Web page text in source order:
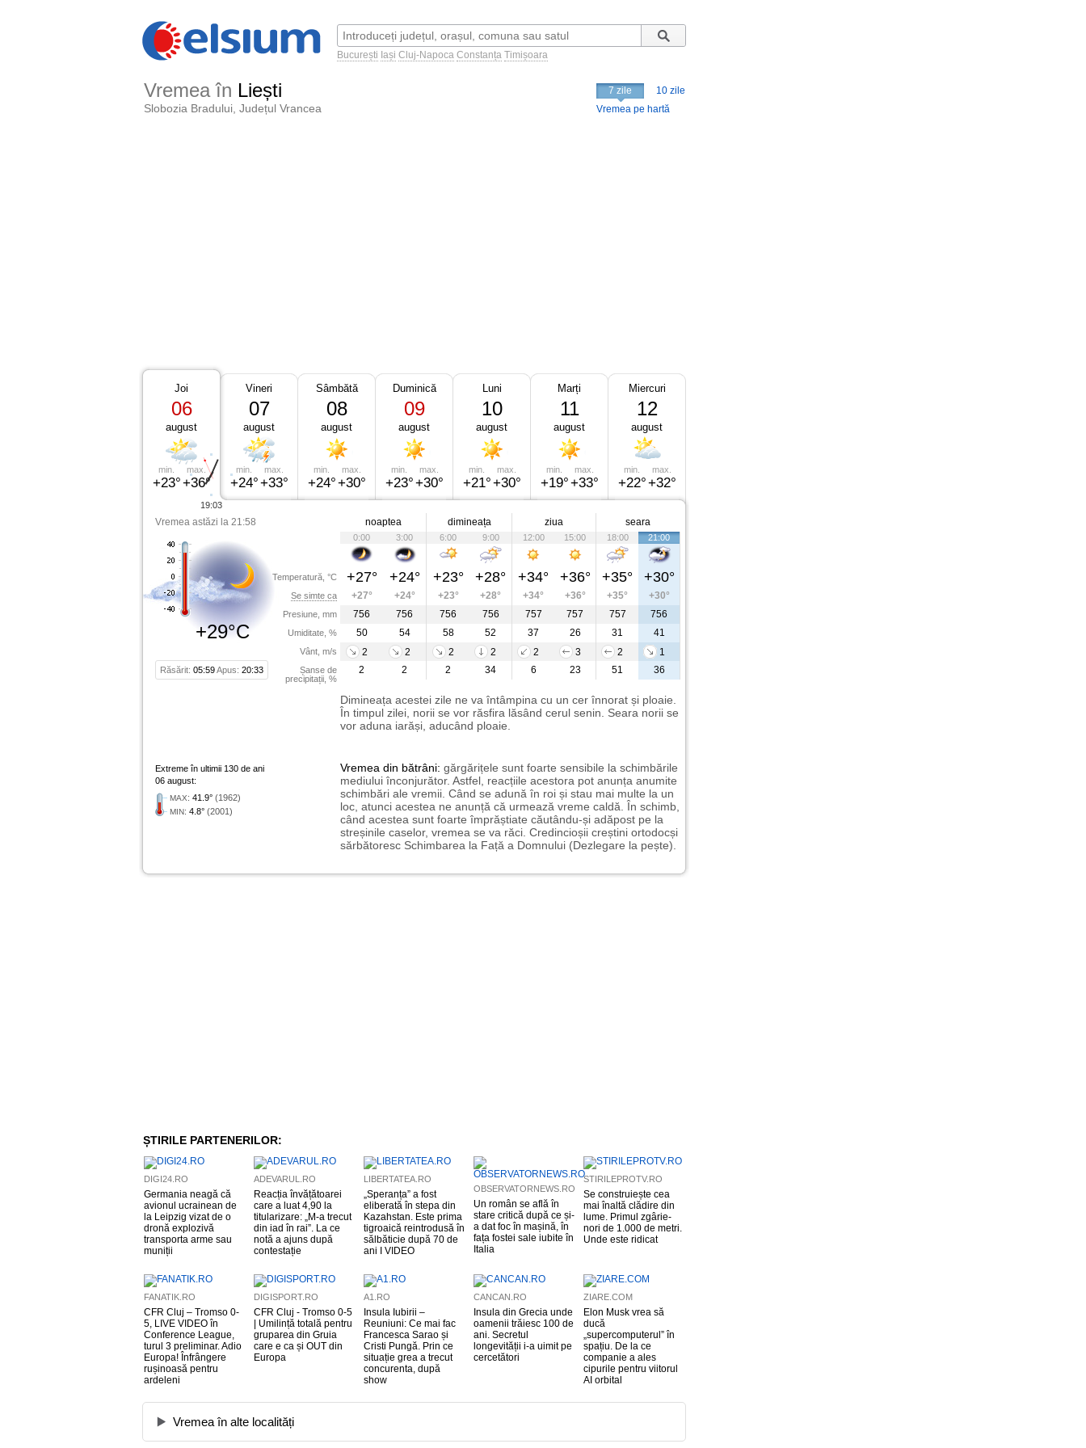
București Iași Cluj-Napoca Constanța Timișoara
Vremea în Liești
Slobozia Bradului, Județul Vrancea
7 zile
10 zile
Vremea pe hartă
Joi
06
august
min.
+23°
max.
+36°
Vineri
07
august
min.
+24°
max.
+33°
Sâmbătă
08
august
min.
+24°
max.
+30°
Duminică
09
august
min.
+23°
max.
+30°
Luni
10
august
min.
+21°
max.
+30°
Marți
11
august
min.
+19°
max.
+33°
Miercuri
12
august
min.
+22°
max.
+32°
Vremea astăzi la 21:58
+29°C
Răsărit: 05:59Apus: 20:33
Temperatură, °C
Se simte ca
Presiune, mm
Umiditate, %
Vânt, m/s
Șanse de
precipitații, %
noaptea dimineața ziua seara
0:00 3:00 6:00 9:00 12:00 15:00 18:00 21:00
+27° +24° +23° +28° +34° +36° +35° +30°
+27° +24° +23° +28° +34° +36° +35°
+30°
756
756 756 756 757 757 757
756
50
54 58 52 37 26 31
41
2
2 2 2 2 3 2
1
2
2 2 34 6 23 51 36
Dimineața acestei zile ne va întâmpina cu un cer înnorat și ploaie.
În timpul zilei, norii se vor răsfira lăsând cerul senin. Seara norii se
vor aduna iarăși, aducând ploaie.
Extreme în ultimii 130 de ani
06 august:
MAX: 41.9° (1962)
MIN: 4.8° (2001)
Vremea din bătrâni: gărgărițele sunt foarte sensibile la schimbările
mediului înconjurător. Astfel, reacțiile acestora pot anunța anumite
schimbări ale vremii. Când se adună în roi și stau mai multe la un
loc, atunci acestea ne anunță că urmează vreme caldă. În schimb,
când acestea sunt foarte împrăștiate căutându-și adăpost pe la
streșinile caselor, vremea se va răci. Credincioșii creștini ortodocși
sărbătoresc Schimbarea la Față a Domnului (Dezlegare la pește).
19:03
ȘTIRILE PARTENERILOR:
DIGI24.RO
Germania neagă că
avionul ucrainean de
la Leipzig vizat de o
dronă explozivă
transporta arme sau
muniții
ADEVARUL.RO
Reacția învățătoarei
care a luat 4,90 la
titularizare: „M-a trecut
din iad în rai”. La ce
notă a ajuns după
contestație
LIBERTATEA.RO
„Speranța” a fost
eliberată în stepa din
Kazahstan. Este prima
tigroaică reintrodusă în
sălbăticie după 70 de
ani I VIDEO
OBSERVATORNEWS.RO
Un român se află în
stare critică după ce și-
a dat foc în mașină, în
fața fostei sale iubite în
Italia
STIRILEPROTV.RO
Se construiește cea
mai înaltă clădire din
lume. Primul zgârie-
nori de 1.000 de metri.
Unde este ridicat
FANATIK.RO
CFR Cluj – Tromso 0-
5, LIVE VIDEO în
Conference League,
turul 3 preliminar. Adio
Europa! Înfrângere
rușinoasă pentru
ardeleni
DIGISPORT.RO
CFR Cluj - Tromso 0-5
| Umilință totală pentru
gruparea din Gruia
care e ca și OUT din
Europa
A1.RO
Insula Iubirii –
Reuniuni: Ce mai fac
Francesca Sarao și
Cristi Pungă. Prin ce
situație grea a trecut
concurenta, după
show
CANCAN.RO
Insula din Grecia unde
oamenii trăiesc 100 de
ani. Secretul
longevității i-a uimit pe
cercetători
ZIARE.COM
Elon Musk vrea să
ducă
„supercomputerul” în
spațiu. De la ce
companie a ales
cipurile pentru viitorul
AI orbital
Vremea în alte localități